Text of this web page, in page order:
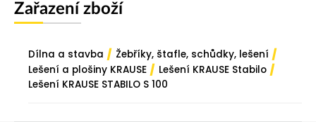
Zařazení zboží
Dílna a stavba / Žebříky, štafle, schůdky, lešení /
Lešení a plošiny KRAUSE / Lešení KRAUSE Stabilo /
Lešení KRAUSE STABILO S 100